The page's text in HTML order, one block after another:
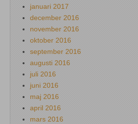
januari 2017
december 2016
november 2016
oktober 2016
september 2016
augusti 2016
juli 2016
juni 2016
maj 2016
april 2016
mars 2016